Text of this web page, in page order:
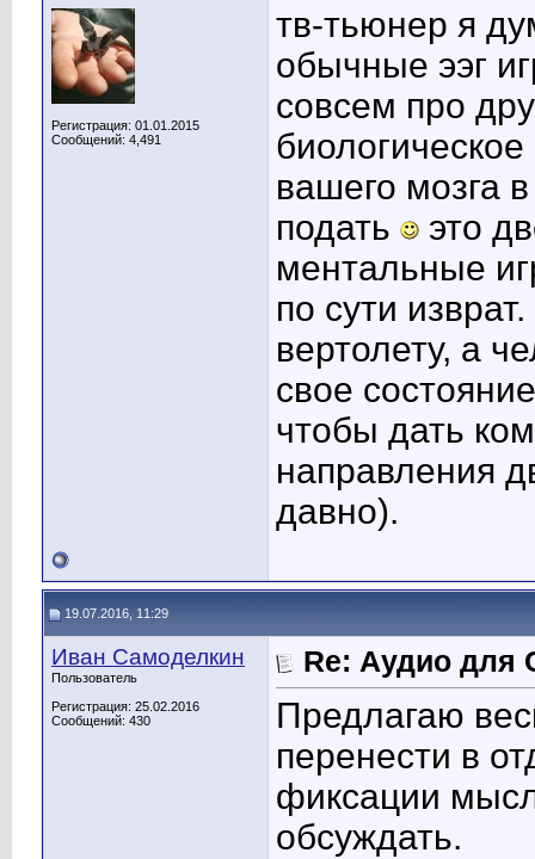
Регистрация: 01.01.2015
Сообщений: 4,491
тв-тьюнер я
обычные ээг
совсем про
вашего мозга
подать
это
ментальные
по сути
вертолету, а
свое
чтобы дать
направления
давно).
19.07.2016, 11:29
Иван Самоделкин
Пользователь
Регистрация: 25.02.2016
Сообщений: 430
Re: Аудио для
Предлагаю
перенести в
фиксации
обсуждать.